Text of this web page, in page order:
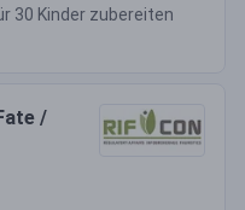
30 Kinder zubereiten
/